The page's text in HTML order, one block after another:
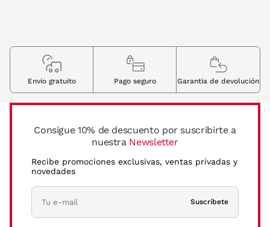
Consigue 10% de descuento por suscribirte a
nuestra Newsletter
Recibe promociones exclusivas, ventas privadas y
novedades
Suscríbete
Envio gratuito Pago seguro Garantia de devolución